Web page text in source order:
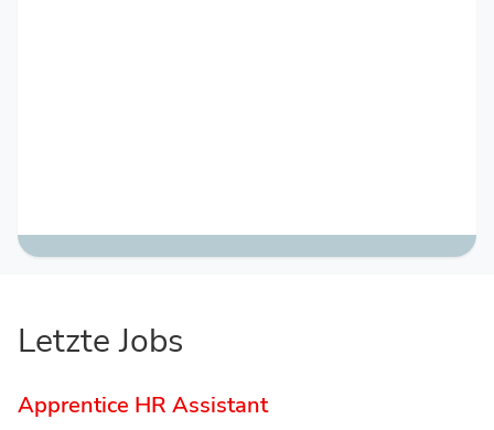
Letzte Jobs
Apprentice HR Assistant